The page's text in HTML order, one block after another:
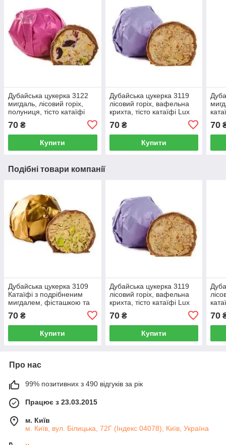
Дубайська цукерка 3122
мигдаль, лісовий горіх,
полуниця, тісто катаїфі
70 ₴
Купити
Дубайська цукерка 3119
лісовий горіх, вафельна
крихта, тісто катаїфі Lux
70₴
Купити
70
Подібні товари компанії
Дубайська цукерка 3109
Катаїфі з подрібненим
мигдалем, фісташкою та
Choco, 50 г
70 ₴
Купити
Дубайська цукерка 3119
лісовий горіх, вафельна
крихта, тісто катаїфі Lux
70₴
Купити
70
Про нас
99% позитивних з 490 відгуків за рік
Працює з 23.03.2015
м. Київ
м. Київ, вул. Білицька, 72Г (Індекс 04078), Київ, Україна